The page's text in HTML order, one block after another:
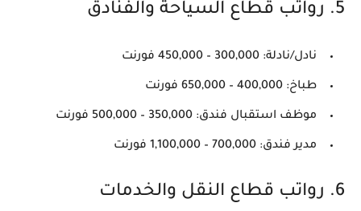
5. رواتب قطاع السياحة والفنادق
نادل/نادلة: 300,000 – 450,000 فورنت
طباخ: 400,000 – 650,000 فورنت
موظف استقبال فندق: 350,000 – 500,000 فورنت
مدير فندق: 700,000 – 1,100,000 فورنت
6. رواتب قطاع النقل والخدمات